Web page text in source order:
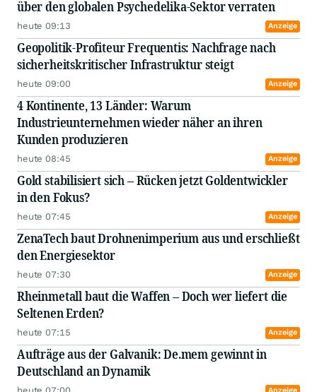
über den globalen Psychedelika-Sektor verraten
heute 09:13 Anzeige
Geopolitik-Profiteur Frequentis: Nachfrage nach
sicherheitskritischer Infrastruktur steigt
heute 09:00 Anzeige
4 Kontinente, 13 Länder: Warum
Industrieunternehmen wieder näher an ihren
Kunden produzieren
heute 08:45 Anzeige
Gold stabilisiert sich – Rücken jetzt Goldentwickler
in den Fokus?
heute 07:45 Anzeige
ZenaTech baut Drohnenimperium aus und erschließt
den Energiesektor
heute 07:30 Anzeige
Rheinmetall baut die Waffen – Doch wer liefert die
Seltenen Erden?
heute 07:15 Anzeige
Aufträge aus der Galvanik: De.mem gewinnt in
Deutschland an Dynamik